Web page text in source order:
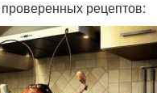
рецептов: